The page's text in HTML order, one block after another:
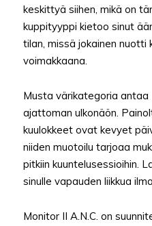
keskittyä siihen, mikä on
kuppityyppi kietoo sinut
tilan, missä jokainen nuotti
voimakkaana.
Musta värikategoria antaa
ajattoman ulkonäön.
kuulokkeet ovat kevyet
niiden muotoilu tarjoaa
pitkiin kuuntelusessioihin.
sinulle vapauden liikkua
Monitor II A.N.C. on